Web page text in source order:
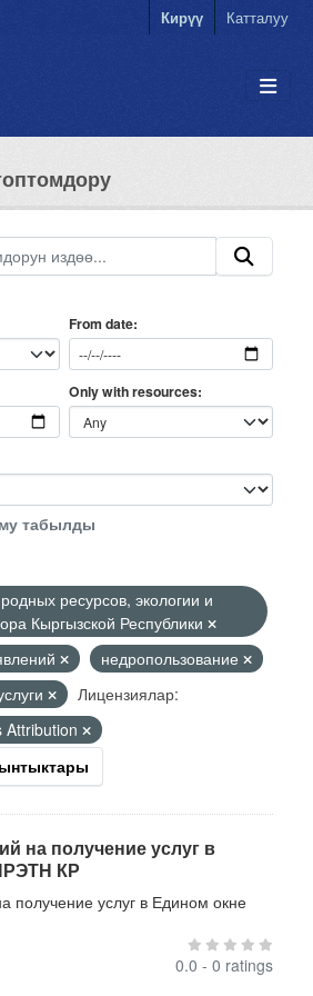
Кирүү Катталуу
From date
Only with resources
табылды
ресурсов, экологии и
Кыргызской Республики
недропользование
Лицензиялар:
Attribution
на получение услуг в
КР
получение услуг в Едином окне
0.0 - 0 ratings